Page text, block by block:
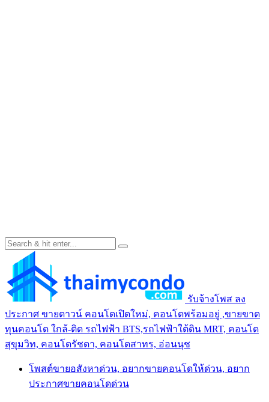
รับจ้างโพส ลง
ประกาศ ขายดาวน์ คอนโดเปิดใหม่, คอนโดพร้อมอยู่ ,ขายขาด
ทุนคอนโด ใกล้-ติด รถไฟฟ้า BTS,รถไฟฟ้าใต้ดิน MRT, คอนโด
สุขุมวิท, คอนโดรัชดา, คอนโดสาทร, อ่อนนุช
โพสต์ขายอสังหาด่วน, อยากขายคอนโดให้ด่วน, อยาก
ประกาศขายคอนโดด่วน